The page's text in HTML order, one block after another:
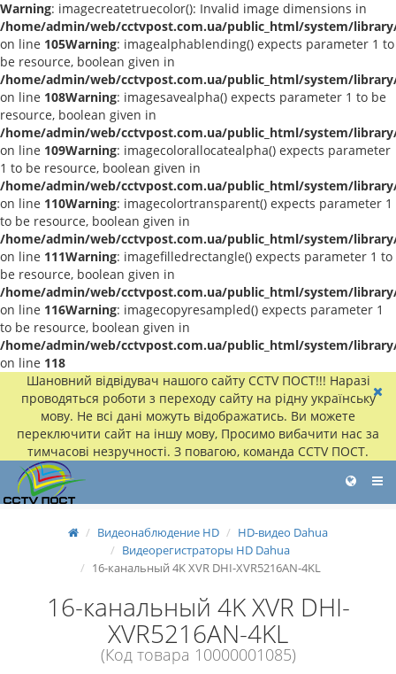
Warning: imagecreatetruecolor(): Invalid image dimensions in
/home/admin/web/cctvpost.com.ua/public_html/system/
on line 105Warning: imagealphablending() expects parameter 1 to
be resource, boolean given in
/home/admin/web/cctvpost.com.ua/public_html/system/
on line 108Warning: imagesavealpha() expects parameter 1 to be
resource, boolean given in
/home/admin/web/cctvpost.com.ua/public_html/system/
on line 109Warning: imagecolorallocatealpha() expects parameter
1 to be resource, boolean given in
/home/admin/web/cctvpost.com.ua/public_html/system/
on line 110Warning: imagecolortransparent() expects parameter 1
to be resource, boolean given in
/home/admin/web/cctvpost.com.ua/public_html/system/
on line 111Warning: imagefilledrectangle() expects parameter 1 to
be resource, boolean given in
/home/admin/web/cctvpost.com.ua/public_html/system/
on line 116Warning: imagecopyresampled() expects parameter 1
to be resource, boolean given in
/home/admin/web/cctvpost.com.ua/public_html/system/
on line 118
Шановний відвідувач нашого сайту CCTV ПОСТ!!! Наразі
проводяться роботи з переходу сайту на рідну українську
мову. Не всі дані можуть відображатись. Ви можете
переключити сайт на іншу мову, Просимо вибачити нас за
тимчасові незручності. З повагою, команда CCTV ПОСТ.
Видеонаблюдение HD
HD-видео Dahua
Видеорегистраторы HD Dahua
16-канальный 4K XVR DHI-XVR5216AN-4KL
16-канальный 4K XVR DHI-
XVR5216AN-4KL
(Код товара 10000001085)